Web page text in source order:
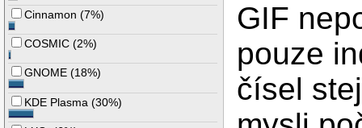
Cinnamon (7%)
COSMIC (2%)
GNOME (18%)
KDE Plasma (30%)
GIF
pouze
čísel